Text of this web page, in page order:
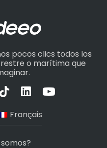
pocos clics todos los
o marítima que
Français